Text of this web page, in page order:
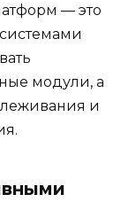
— это
модули, а
и